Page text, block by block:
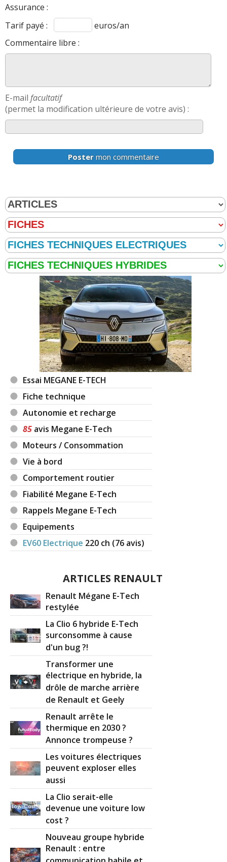
Assurance :
Tarif payé :
euros/an
Commentaire libre :
E-mail facultatif
(permet la modification ultérieure de votre avis) :
Poster mon commentaire
Essai MEGANE E-TECH
Fiche technique
Autonomie et recharge
85 avis Megane E-Tech
Moteurs / Consommation
Vie à bord
Comportement routier
Fiabilité Megane E-Tech
Rappels Megane E-Tech
Equipements
EV60 Electrique 220 ch (76 avis)
ARTICLES RENAULT
Renault Mégane E-Tech
restylée
La Clio 6 hybride E-Tech
surconsomme à cause
d'un bug ?!
Transformer une
électrique en hybride, la
drôle de marche arrière
de Renault et Geely
Renault arrête le
thermique en 2030 ?
Annonce trompeuse ?
Les voitures électriques
peuvent exploser elles
aussi
La Clio serait-elle
devenue une voiture low
cost ?
Nouveau groupe hybride
Renault : entre